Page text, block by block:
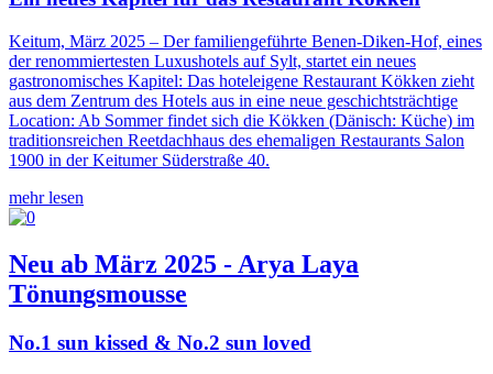
Keitum, März 2025 – Der familiengeführte Benen-Diken-Hof, eines
der renommiertesten Luxushotels auf Sylt, startet ein neues
gastronomisches Kapitel: Das hoteleigene Restaurant Kökken zieht
aus dem Zentrum des Hotels aus in eine neue geschichtsträchtige
Location: Ab Sommer findet sich die Kökken (Dänisch: Küche) im
traditionsreichen Reetdachhaus des ehemaligen Restaurants Salon
1900 in der Keitumer Süderstraße 40.
mehr lesen
Neu ab März 2025 - Arya Laya
Tönungsmousse
No.1 sun kissed & No.2 sun loved